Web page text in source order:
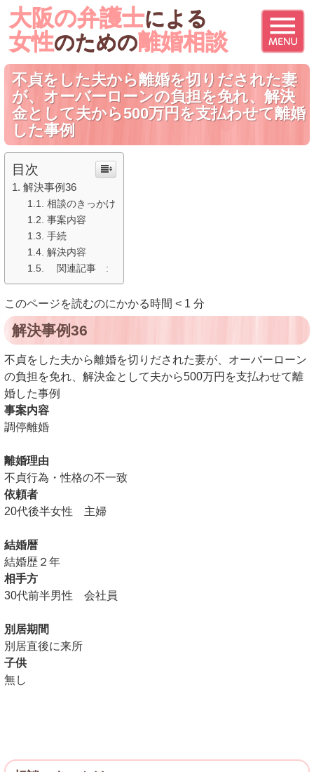
大阪の弁護士による
女性のための離婚相談
不貞をした夫から離婚を切りだされた妻
が、オーバーローンの負担を免れ、解決
金として夫から500万円を支払わせて離婚
した事例
目次
解決事例36
相談のきっかけ
事案内容
手続
解決内容
関連記事 :
このページを読むのにかかる時間 < 1 分
解決事例36
不貞をした夫から離婚を切りだされた妻が、オーバーローン
の負担を免れ、解決金として夫から500万円を支払わせて離
婚した事例
事案内容
調停離婚
離婚理由
不貞行為・性格の不一致
依頼者
20代後半女性 主婦
結婚暦
結婚歴２年
相手方
30代前半男性 会社員
別居期間
別居直後に来所
子供
無し